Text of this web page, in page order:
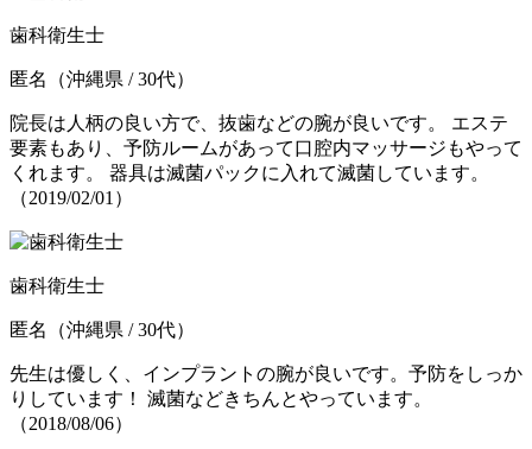
歯科衛生士
匿名 （沖縄県 / 30代）
院長は人柄の良い方で、抜歯などの腕が良いです。 エステ
要素もあり、予防ルームがあって口腔内マッサージもやって
くれます。 器具は滅菌パックに入れて滅菌しています。
（2019/02/01）
歯科衛生士
匿名 （沖縄県 / 30代）
先生は優しく、インプラントの腕が良いです。予防をしっか
りしています！ 滅菌などきちんとやっています。
（2018/08/06）